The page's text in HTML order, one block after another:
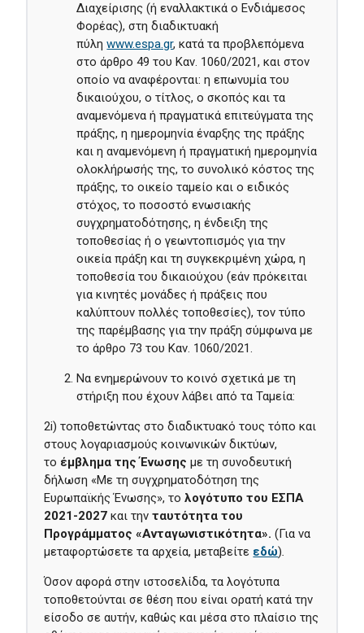
Διαχείρισης (ή εναλλακτικά ο Ενδιάμεσος
Φορέας), στη διαδικτυακή
πύληwww.espa.gr, κατά τα προβλεπόμενα
στο άρθρο 49 του Καν. 1060/2021, και στον
οποίο να αναφέρονται: η επωνυμία του
δικαιούχου, ο τίτλος, ο σκοπός και τα
αναμενόμενα ή πραγματικά επιτεύγματα της
πράξης, η ημερομηνία έναρξης της πράξης
και η αναμενόμενη ή πραγματική ημερομηνία
ολοκλήρωσής της, το συνολικό κόστος της
πράξης, το οικείο ταμείο και ο ειδικός
στόχος, το ποσοστό ενωσιακής
συγχρηματοδότησης, η ένδειξη της
τοποθεσίας ή ο γεωντοπισμός για την
οικεία πράξη και τη συγκεκριμένη χώρα, η
τοποθεσία του δικαιούχου (εάν πρόκειται
για κινητές μονάδες ή πράξεις που
καλύπτουν πολλές τοποθεσίες), τον τύπο
της παρέμβασης για την πράξη σύμφωνα με
το άρθρο 73 του Καν. 1060/2021.
Να ενημερώνουν το κοινό σχετικά με τη
στήριξη που έχουν λάβει από τα Ταμεία:
2i) τοποθετώντας στο διαδικτυακό τους τόπο και
στους λογαριασμούς κοινωνικών δικτύων,
το έμβλημα της Ένωσης με τη συνοδευτική
δήλωση «Με τη συγχρηματοδότηση της
Ευρωπαϊκής Ένωσης», τολογότυπο του ΕΣΠΑ
2021-2027 και τηνταυτότητα του
Προγράμματος «Ανταγωνιστικότητα».(Για να
μεταφορτώσετε τα αρχεία, μεταβείτε εδώ).
Όσον αφορά στην ιστοσελίδα, τα λογότυπα
τοποθετούνται σε θέση που είναι ορατή κατά την
είσοδο σε αυτήν, καθώς και μέσα στο πλαίσιο της